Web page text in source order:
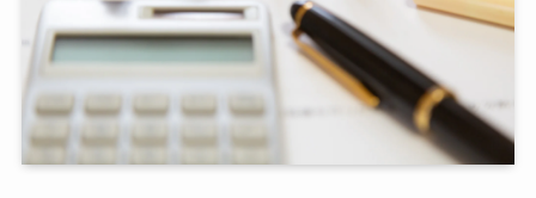
長子に不動産、他の子に現金…そのリスク
配偶者軽減の落とし穴｜複数の子供がいる
ケースでの注意点
複数の子供での相続税シミュレーション｜3パ
ターン比較